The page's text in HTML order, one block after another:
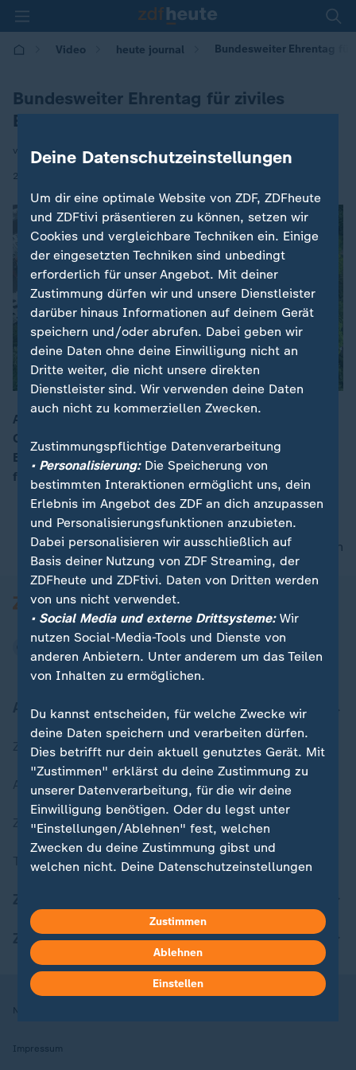
Video heute journal Bundesweiter Ehrentag
Bundesweiter Ehrentag für ziviles
Engagement
von C. Behrendt / V. Kecker
23.05.2026 | 21:45
00:15
Anlässlich des 77-jährigen Bestehens des
Grundgesetzes hat Bundespräsident Steinmeier einen
Ehrentag ausgerufen. Bundesweit warben Initiativen
für gesellschaftliches Engagement.
nach oben
Aktuell bei ZDFheute
Zuletzt veröffentlicht
Aktuelle Sendungs-Videos
ZDFheute Stories
Themen im Überblick
ZDFheute Apps
Nutzungsbedingungen
Impressum
Deine Datenschutzeinstellungen
Um dir eine optimale Website von ZDF, ZDFheute
und ZDFtivi präsentieren zu können, setzen wir
Cookies und vergleichbare Techniken ein. Einige
der eingesetzten Techniken sind unbedingt
erforderlich für unser Angebot. Mit deiner
Zustimmung dürfen wir und unsere Dienstleister
darüber hinaus Informationen auf deinem Gerät
speichern und/oder abrufen. Dabei geben wir
deine Daten ohne deine Einwilligung nicht an
Dritte weiter, die nicht unsere direkten
Dienstleister sind. Wir verwenden deine Daten
auch nicht zu kommerziellen Zwecken.
Zustimmungspflichtige Datenverarbeitung
• Personalisierung:Die Speicherung von
bestimmten Interaktionen ermöglicht uns, dein
Erlebnis im Angebot des ZDF an dich anzupassen
und Personalisierungsfunktionen anzubieten.
Dabei personalisieren wir ausschließlich auf
Basis deiner Nutzung von ZDF Streaming, der
ZDFheute und ZDFtivi. Daten von Dritten werden
von uns nicht verwendet.
• Social Media und externe Drittsysteme:Wir
nutzen Social-Media-Tools und Dienste von
anderen Anbietern. Unter anderem um das Teilen
von Inhalten zu ermöglichen.
Du kannst entscheiden, für welche Zwecke wir
deine Daten speichern und verarbeiten dürfen.
Dies betrifft nur dein aktuell genutztes Gerät. Mit
"Zustimmen" erklärst du deine Zustimmung zu
unserer Datenverarbeitung, für die wir deine
Einwilligung benötigen. Oder du legst unter
"Einstellungen/Ablehnen" fest, welchen
Zwecken du deine Zustimmung gibst und
welchen nicht. Deine Datenschutzeinstellungen
Hier findest du das Impressum.
Weitere Informationen findest du in unserer
Datenschutzerklärung.
Zustimmen
Ablehnen
Einstellen